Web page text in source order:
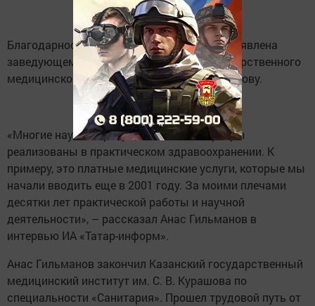
Благодарность Президента РФ сегодня объявлена
заведующему кафедрой Казанского государственного
медицинского университета Анасу Гильманову.
«Многие научные разработки моей кафедры
реализованы в практическом здравоохранении. К
примеру, это платные медицинские услуги, которые мы
начали вводить еще в 2001 году. За моими плечами
десятки лет практической работы и научной
деятельности», – рассказал Анас Гильманов в
интервью ИА «Татар-информ».
Анас Гильманов закончил Казанский государственный
медицинский институт им. С. В. Курашова по
специальности «Санитария». Прошел трудовой путь от